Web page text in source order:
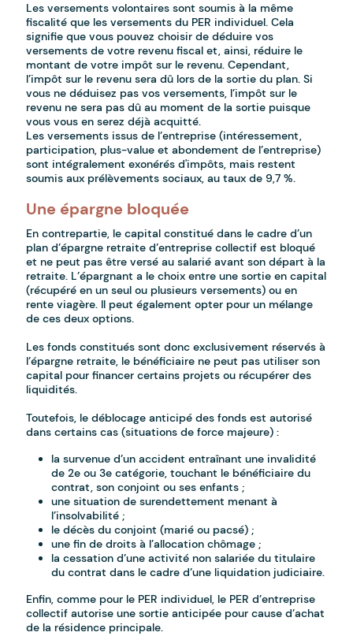
Les versements volontaires sont soumis à la même
fiscalité que les versements du PER individuel. Cela
signifie que vous pouvez choisir de déduire vos
versements de votre revenu fiscal et, ainsi, réduire le
montant de votre impôt sur le revenu. Cependant,
l’impôt sur le revenu sera dû lors de la sortie du plan. Si
vous ne déduisez pas vos versements, l’impôt sur le
revenu ne sera pas dû au moment de la sortie puisque
vous vous en serez déjà acquitté.
Les versements issus de l’entreprise (intéressement,
participation, plus-value et abondement de l’entreprise)
sont intégralement exonérés d'impôts, mais restent
soumis aux prélèvements sociaux, au taux de 9,7 %.
Une épargne bloquée
En contrepartie, le capital constitué dans le cadre d’un
plan d’épargne retraite d’entreprise collectif est bloqué
et ne peut pas être versé au salarié avant son départ à la
retraite. L’épargnant a le choix entre une sortie en capital
(récupéré en un seul ou plusieurs versements) ou en
rente viagère. Il peut également opter pour un mélange
de ces deux options.
Les fonds constitués sont donc exclusivement réservés à
l’épargne retraite, le bénéficiaire ne peut pas utiliser son
capital pour financer certains projets ou récupérer des
liquidités.
Toutefois, le déblocage anticipé des fonds est autorisé
dans certains cas (situations de force majeure) :
la survenue d’un accident entraînant une invalidité
de 2e ou 3e catégorie, touchant le bénéficiaire du
contrat, son conjoint ou ses enfants ;
une situation de surendettement menant à
l’insolvabilité ;
le décès du conjoint (marié ou pacsé) ;
une fin de droits à l’allocation chômage ;
la cessation d’une activité non salariée du titulaire
du contrat dans le cadre d’une liquidation judiciaire.
Enfin, comme pour le PER individuel, le PER d’entreprise
collectif autorise une sortie anticipée pour cause d’achat
de la résidence principale.